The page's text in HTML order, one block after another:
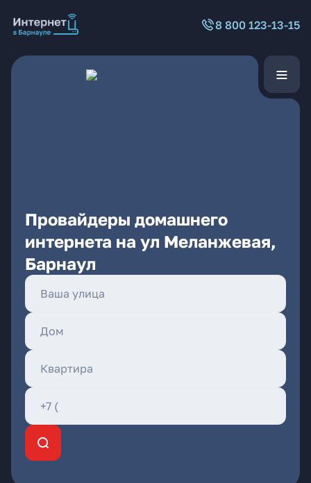
8 800 123-13-15
Провайдеры домашнего
интернета на ул Меланжевая,
Барнаул